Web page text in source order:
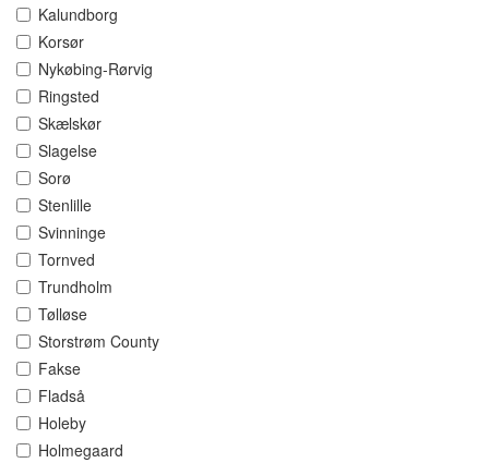
Kalundborg
Korsør
Nykøbing-Rørvig
Ringsted
Skælskør
Slagelse
Sorø
Stenlille
Svinninge
Tornved
Trundholm
Tølløse
Storstrøm County
Fakse
Fladså
Holeby
Holmegaard